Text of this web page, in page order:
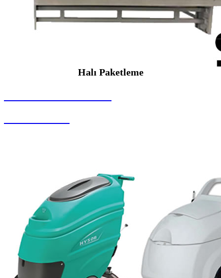
Halı Paketleme